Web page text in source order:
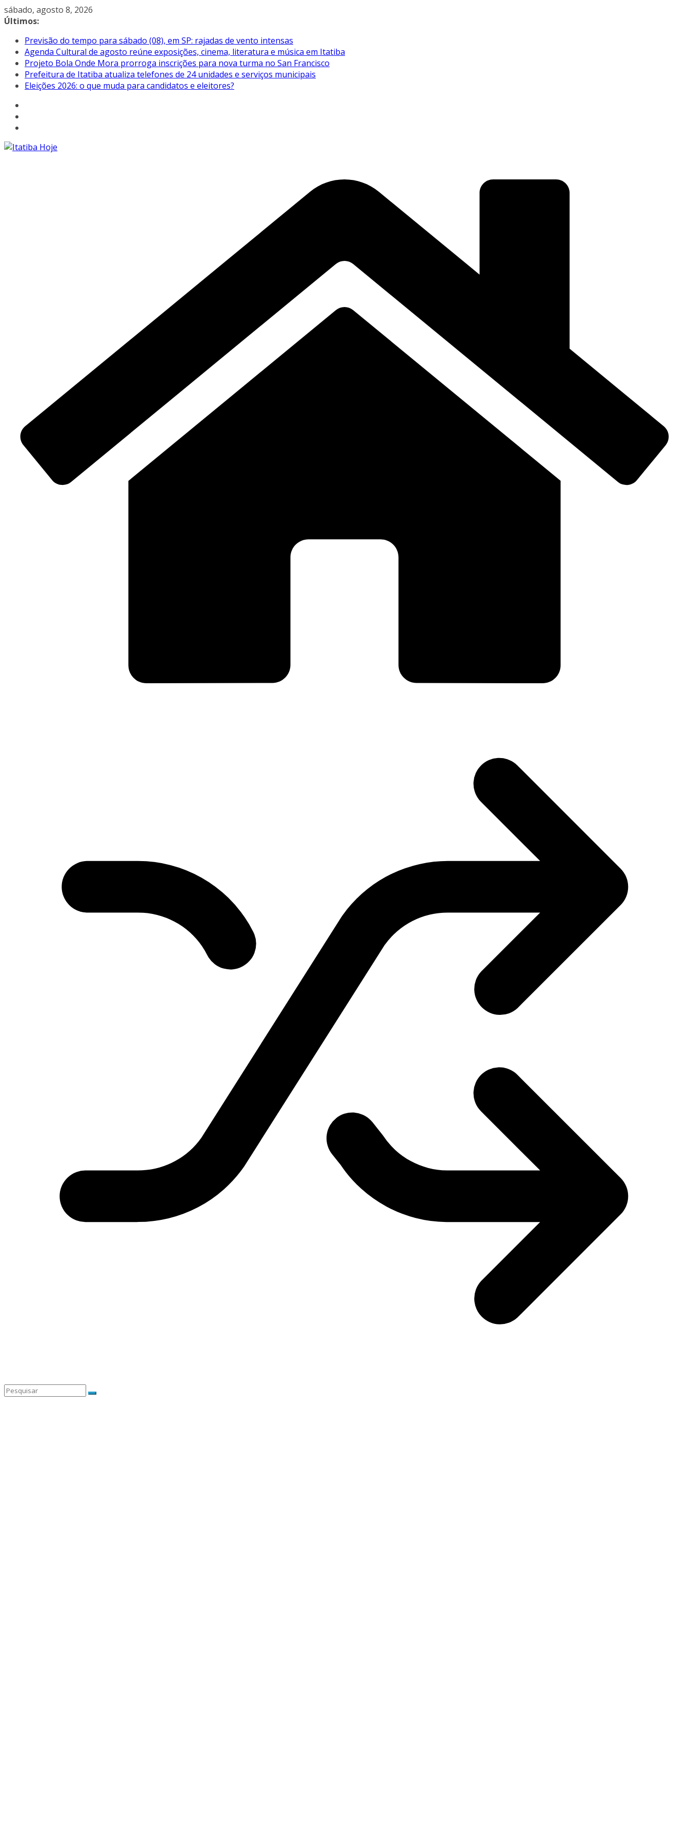
Pular
para
conteúdo
sábado, agosto 8, 2026
Últimos:
Previsão do tempo para sábado (08), em SP: rajadas de vento intensas
Agenda Cultural de agosto reúne exposições, cinema, literatura e música em Itatiba
Projeto Bola Onde Mora prorroga inscrições para nova turma no San Francisco
Prefeitura de Itatiba atualiza telefones de 24 unidades e serviços municipais
Eleições 2026: o que muda para candidatos e eleitores?